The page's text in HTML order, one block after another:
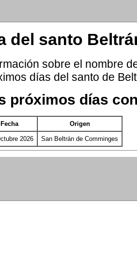
del santo
sobre el nombre
días del santo de
próximos días
Fecha Origen
2026 San Beltrán de Comminges